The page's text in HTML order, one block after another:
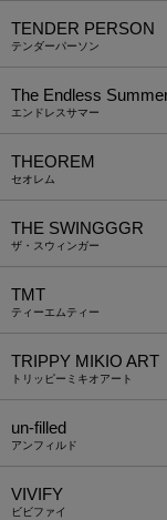
TENDER PERSON
テンダーパーソン
The Endless
エンドレスサマー
THEOREM
セオレム
THE SWINGGGR
ザ・スウィンガー
TMT
ティーエムティー
TRIPPY MIKIO ART
トリッピーミキオアート
un-filled
アンフィルド
VIVIFY
ビビファイ